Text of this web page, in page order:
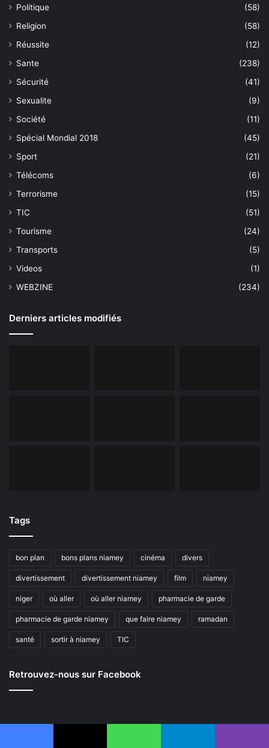
Politique
(58)
Religion
(58)
Réussite
(12)
Sante
(238)
Sécurité
(41)
Sexualite
(9)
Société
(11)
Spécial Mondial 2018
(45)
Sport
(21)
Télécoms
(6)
Terrorisme
(15)
TIC
(51)
Tourisme
(24)
Transports
(5)
Videos
(1)
WEBZINE
(234)
Derniers articles modifiés
Tags
bon plan bons plans niamey cinéma divers
divertissement divertissement niamey film niamey
niger où aller où aller niamey pharmacie de garde
pharmacie de garde niamey que faire niamey ramadan
santé sortir à niamey TIC
Retrouvez-nous sur Facebook